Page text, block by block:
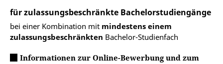
für zulassungsbeschränkte Bachelorstudiengänge
bei einer Kombination mit mindestens einem
zulassungsbeschränkten Bachelor-Studienfach
Informationen zur Online-Bewerbung und zum